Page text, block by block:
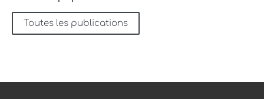
Toutes les publications